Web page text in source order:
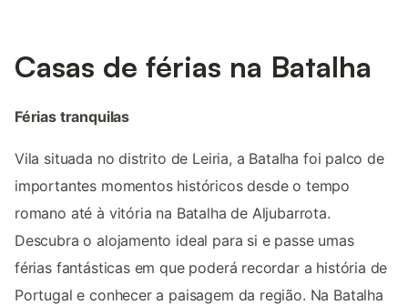
Casas de férias na Batalha
Férias tranquilas
Vila situada no distrito de Leiria, a Batalha foi palco de
importantes momentos históricos desde o tempo
romano até à vitória na Batalha de Aljubarrota.
Descubra o alojamento ideal para si e passe umas
férias fantásticas em que poderá recordar a história de
Portugal e conhecer a paisagem da região. Na Batalha